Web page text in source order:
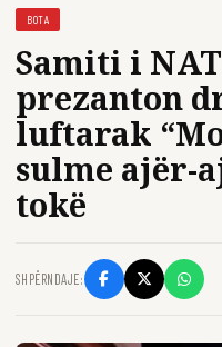
BOTA
Samiti i
prezanton
luftarak
sulme ajër-
tokë
SHPËRNDAJE: